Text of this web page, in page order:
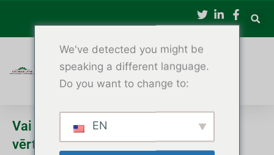
saturu
Vai CNC koka virpošanas mašīna ir tā
vērta?
We've detected you might be
speaking a different language.
Do you want to change to:
EN